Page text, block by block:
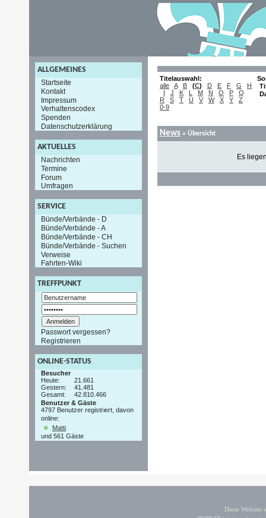
ALLGEMEINES
Startseite
Kontakt
Impressum
Verhaltenscodex
Spenden
Datenschutzerklärung
AKTUELLES
Nachrichten
Termine
Forum
Umfragen
SERVICE
Bünde/Verbände - D
Bünde/Verbände - A
Bünde/Verbände - CH
Bünde/Verbände - Suchen
Verweise
Fahrten-Wiki
TREFFPUNKT
Passwort vergessen?
Registrieren
ONLINE-STATUS
Besucher
Heute:
21.661
Gestern:
41.481
Gesamt:
42.810.466
Benutzer & Gäste
4797 Benutzer registriert, davon
online:
Matti
und 561 Gäste
Titelauswahl:
alle
A B (C) D E F G
H
I
J K L M N O P
Q
R
S T U V W X Y
Z
0-9
News » Übersicht
Es
Diese